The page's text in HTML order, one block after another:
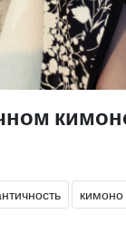
кимоно